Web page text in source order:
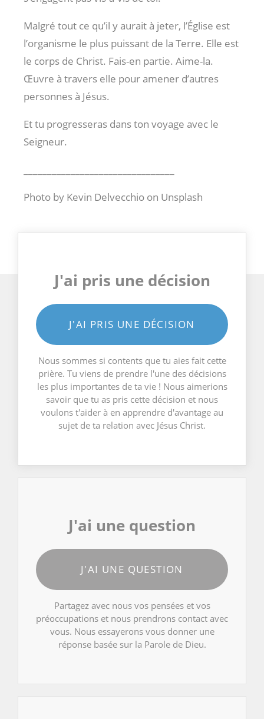
Malgré tout ce qu’il y aurait à jeter, l’Église est
l’organisme le plus puissant de la Terre. Elle est
le corps de Christ. Fais-en partie. Aime-la.
Œuvre à travers elle pour amener d’autres
personnes à Jésus.
Et tu progresseras dans ton voyage avec le
Seigneur.
Photo by Kevin Delvecchio on Unsplash
J'ai pris une décision
J'AI PRIS UNE DÉCISION
Nous sommes si contents que tu aies fait cette
prière. Tu viens de prendre l'une des décisions
les plus importantes de ta vie ! Nous aimerions
savoir que tu as pris cette décision et nous
voulons t'aider à en apprendre d'avantage au
sujet de ta relation avec Jésus Christ.
J'ai une question
J'AI UNE QUESTION
Partagez avec nous vos pensées et vos
préoccupations et nous prendrons contact avec
vous. Nous essayerons vous donner une
réponse basée sur la Parole de Dieu.